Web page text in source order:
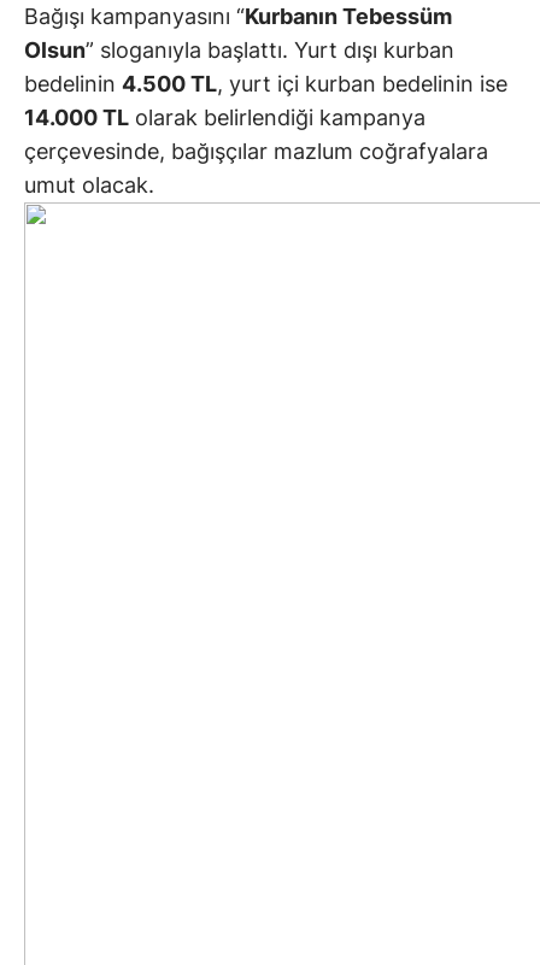
Bağışı kampanyasını “Kurbanın Tebessüm
Olsun” sloganıyla başlattı. Yurt dışı kurban
bedelinin 4.500 TL, yurt içi kurban bedelinin ise
14.000 TL olarak belirlendiği kampanya
çerçevesinde, bağışçılar mazlum coğrafyalara
umut olacak.